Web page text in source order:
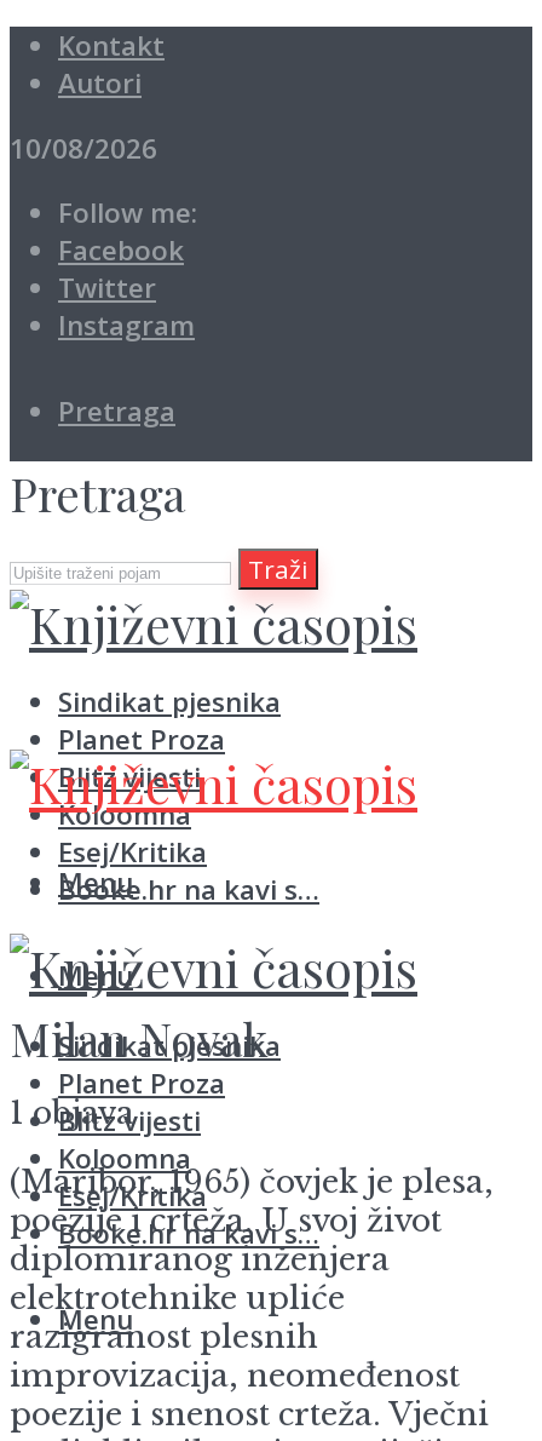
Kontakt
Autori
10/08/2026
Follow me:
Facebook
Twitter
Instagram
Pretraga
Pretraga
Traži
Sindikat pjesnika
Planet Proza
Blitz vijesti
Koloomna
Esej/Kritika
Booke.hr na kavi s…
Menu
Menu
Sindikat pjesnika
Planet Proza
Blitz vijesti
Koloomna
Esej/Kritika
Booke.hr na kavi s…
Menu
Milan Novak
1 objava
(Maribor, 1965) čovjek je plesa,
poezije i crteža. U svoj život
diplomiranog inženjera
elektrotehnike upliće
razigranost plesnih
improvizacija, neomeđenost
poezije i snenost crteža. Vječni